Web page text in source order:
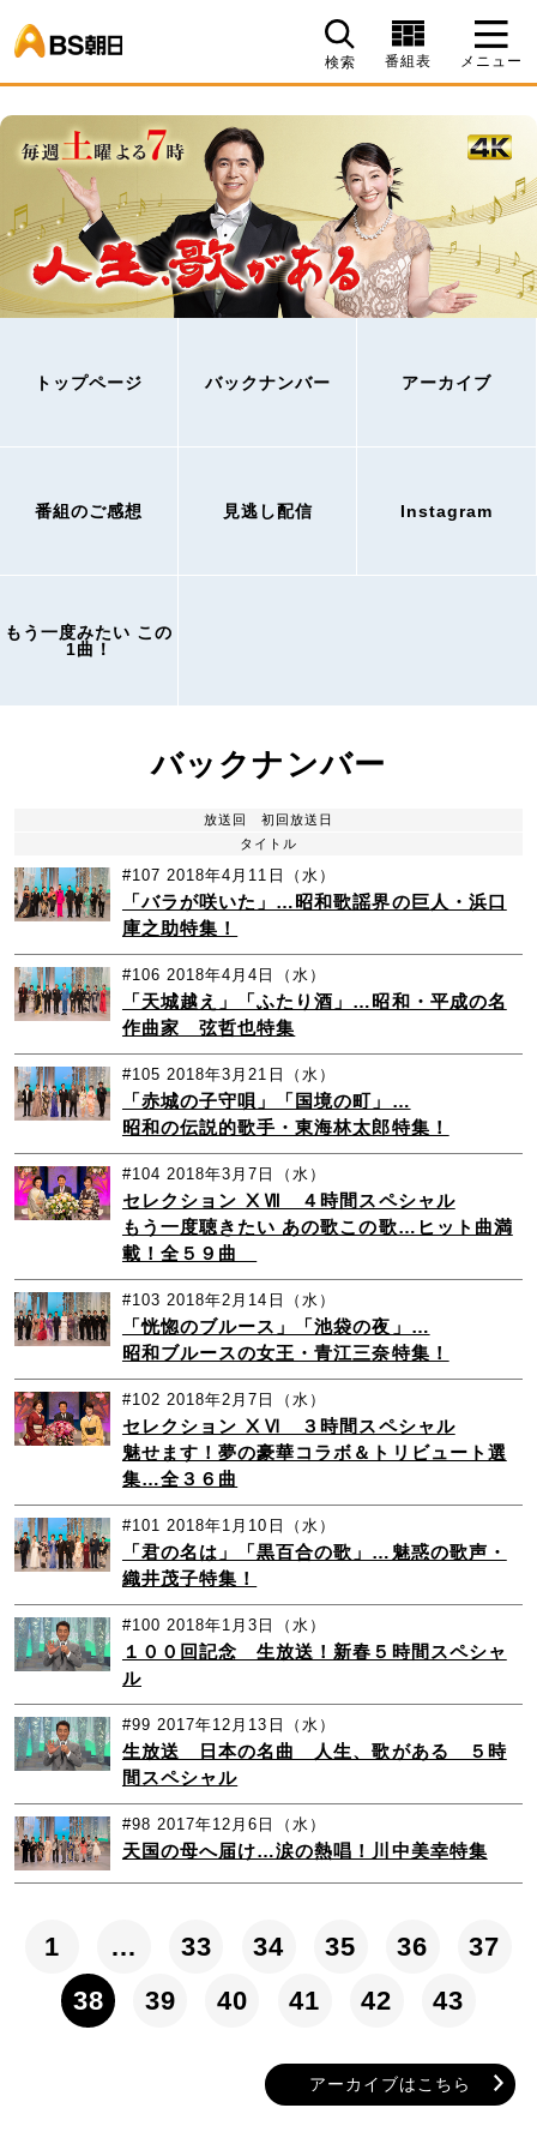
検索 番組表 メニュー
トップページ バックナンバー アーカイブ
番組のご感想 見逃し配信 Instagram
もう一度みたい この
1曲！
バックナンバー
放送回
初回放送日
タイトル
#107 2018年4月11日（水）
「バラが咲いた」…昭和歌謡界の巨人・浜口
庫之助特集！
#106 2018年4月4日（水）
「天城越え」「ふたり酒」…昭和・平成の名
作曲家 弦哲也特集
#105 2018年3月21日（水）
「赤城の子守唄」「国境の町」…
昭和の伝説的歌手・東海林太郎特集！
#104 2018年3月7日（水）
セレクション ⅩⅦ ４時間スペシャル
もう一度聴きたい あの歌この歌…ヒット曲満
載！全５９曲
#103 2018年2月14日（水）
「恍惚のブルース」「池袋の夜」…
昭和ブルースの女王・青江三奈特集！
#102 2018年2月7日（水）
セレクション ⅩⅥ ３時間スペシャル
魅せます！夢の豪華コラボ＆トリビュート選
集…全３６曲
#101 2018年1月10日（水）
「君の名は」「黒百合の歌」…魅惑の歌声・
織井茂子特集！
#100 2018年1月3日（水）
１００回記念 生放送！新春５時間スペシャ
ル
#99 2017年12月13日（水）
生放送 日本の名曲 人生、歌がある ５時
間スペシャル
#98 2017年12月6日（水）
天国の母へ届け…涙の熱唱！川中美幸特集
1 … 33 34 35 36
37
38
39 40 41 42 43
アーカイブはこちら